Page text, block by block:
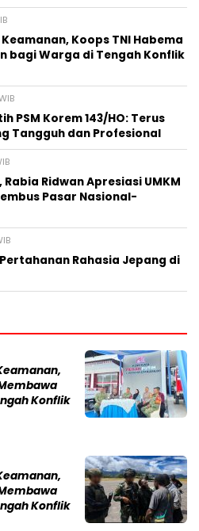
Koops TNI Habema
bagi Warga di Tengah Konflik
PSM Korem 143/HO: Terus
Tangguh dan Profesional
Rabia Ridwan Apresiasi UMKM
Pasar Nasional-
Rahasia Jepang di
Konflik
Konflik